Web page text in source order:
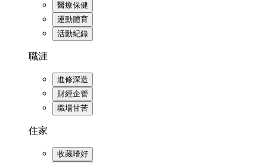
醫療保健
運動體育
活動紀錄
職涯
進修深造
財經企管
職場甘苦
住家
收藏嗜好